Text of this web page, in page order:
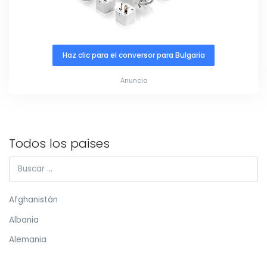
Haz clic para el conversor para Bulgaria
Anuncio
Todos los paises
Afghanistán
Albania
Alemania